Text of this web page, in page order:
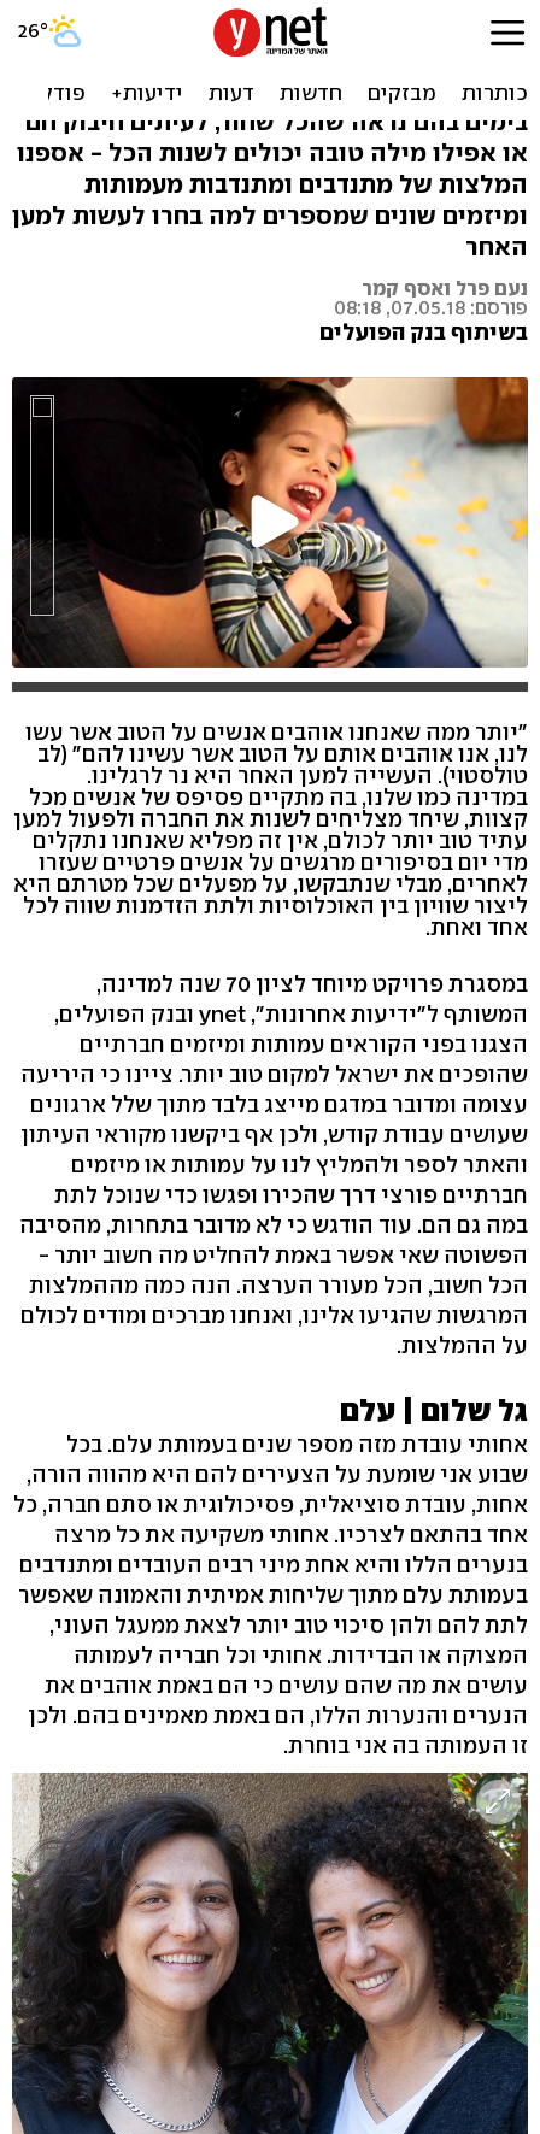
מחממים את הלב: העמותות
שאתם המלצתם עליהן
בימים בהם נראה שהכל שחור, לעיתים חיבוק חם
או אפילו מילה טובה יכולים לשנות הכל - אספנו
המלצות של מתנדבים ומתנדבות מעמותות
ומיזמים שונים שמספרים למה בחרו לעשות למען
האחר
נעם פרל ואסף קמר
פורסם: 07.05.18, 08:18
בשיתוף בנק הפועלים
"יותר ממה שאנחנו אוהבים אנשים על הטוב אשר עשו
לנו, אנו אוהבים אותם על הטוב אשר עשינו להם" (לב
טולסטוי). העשייה למען האחר היא נר לרגלינו.
במדינה כמו שלנו, בה מתקיים פסיפס של אנשים מכל
קצוות, שיחד מצליחים לשנות את החברה ולפעול למען
עתיד טוב יותר לכולם, אין זה מפליא שאנחנו נתקלים
מדי יום בסיפורים מרגשים על אנשים פרטיים שעזרו
לאחרים, מבלי שנתבקשו, על מפעלים שכל מטרתם היא
ליצור שוויון בין האוכלוסיות ולתת הזדמנות שווה לכל
אחד ואחת.
במסגרת פרויקט מיוחד לציון 70 שנה למדינה,
המשותף ל"ידיעות אחרונות", ynet ובנק הפועלים,
הצגנו בפני הקוראים עמותות ומיזמים חברתיים
שהופכים את ישראל למקום טוב יותר. ציינו כי היריעה
עצומה ומדובר במדגם מייצג בלבד מתוך שלל ארגונים
שעושים עבודת קודש, ולכן אף ביקשנו מקוראי העיתון
והאתר לספר ולהמליץ לנו על עמותות או מיזמים
חברתיים פורצי דרך שהכירו ופגשו כדי שנוכל לתת
במה גם הם. עוד הודגש כי לא מדובר בתחרות, מהסיבה
הפשוטה שאי אפשר באמת להחליט מה חשוב יותר -
הכל חשוב, הכל מעורר הערצה. הנה כמה מההמלצות
המרגשות שהגיעו אלינו, ואנחנו מברכים ומודים לכולם
על ההמלצות.
גל שלום | עלם
אחותי עובדת מזה מספר שנים בעמותת עלם. בכל
שבוע אני שומעת על הצעירים להם היא מהווה הורה,
אחות, עובדת סוציאלית, פסיכולוגית או סתם חברה, כל
אחד בהתאם לצרכיו. אחותי משקיעה את כל מרצה
בנערים הללו והיא אחת מיני רבים העובדים ומתנדבים
בעמותת עלם מתוך שליחות אמיתית והאמונה שאפשר
לתת להם ולהן סיכוי טוב יותר לצאת ממעגל העוני,
המצוקה או הבדידות. אחותי וכל חבריה לעמותה
עושים את מה שהם עושים כי הם באמת אוהבים את
הנערים והנערות הללו, הם באמת מאמינים בהם. ולכן
זו העמותה בה אני בוחרת.